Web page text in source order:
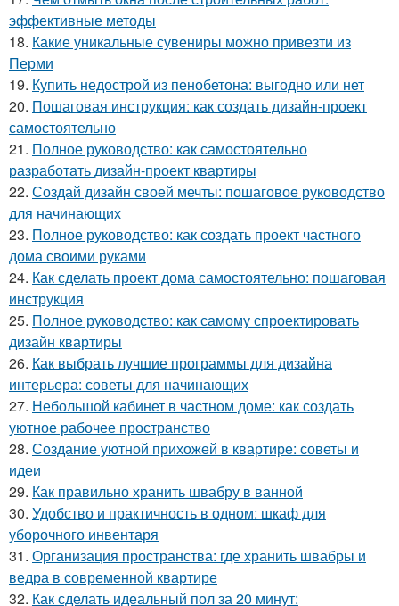
эффективные методы
18. Какие уникальные сувениры можно привезти из
Перми
19. Купить недострой из пенобетона: выгодно или нет
20. Пошаговая инструкция: как создать дизайн-проект
самостоятельно
21. Полное руководство: как самостоятельно
разработать дизайн-проект квартиры
22. Создай дизайн своей мечты: пошаговое руководство
для начинающих
23. Полное руководство: как создать проект частного
дома своими руками
24. Как сделать проект дома самостоятельно: пошаговая
инструкция
25. Полное руководство: как самому спроектировать
дизайн квартиры
26. Как выбрать лучшие программы для дизайна
интерьера: советы для начинающих
27. Небольшой кабинет в частном доме: как создать
уютное рабочее пространство
28. Создание уютной прихожей в квартире: советы и
идеи
29. Как правильно хранить швабру в ванной
30. Удобство и практичность в одном: шкаф для
уборочного инвентаря
31. Организация пространства: где хранить швабры и
ведра в современной квартире
32. Как сделать идеальный пол за 20 минут: